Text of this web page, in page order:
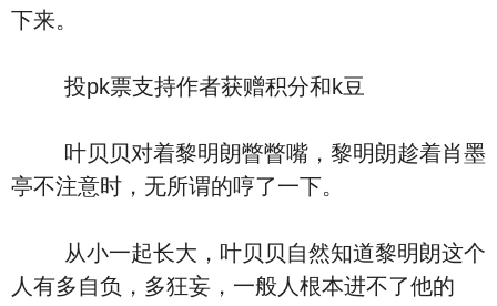
下来。
投pk票支持作者获赠积分和k豆
叶贝贝对着黎明朗瞥瞥嘴，黎明朗趁着肖墨
亭不注意时，无所谓的哼了一下。
从小一起长大，叶贝贝自然知道黎明朗这个
人有多自负，多狂妄，一般人根本进不了他的